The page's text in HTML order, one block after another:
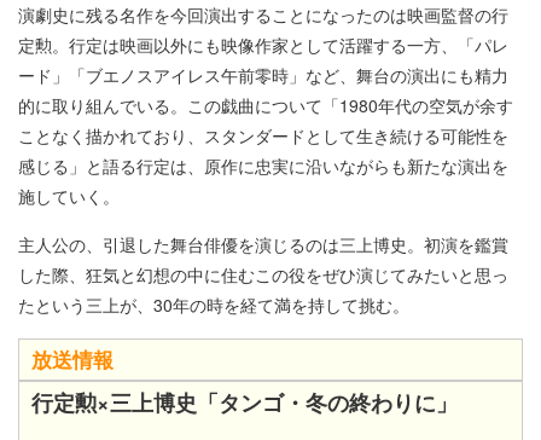
演劇史に残る名作を今回演出することになったのは映画監督の行
定勲。行定は映画以外にも映像作家として活躍する一方、「パレ
ード」「ブエノスアイレス午前零時」など、舞台の演出にも精力
的に取り組んでいる。この戯曲について「1980年代の空気が余す
ことなく描かれており、スタンダードとして生き続ける可能性を
感じる」と語る行定は、原作に忠実に沿いながらも新たな演出を
施していく。
主人公の、引退した舞台俳優を演じるのは三上博史。初演を鑑賞
した際、狂気と幻想の中に住むこの役をぜひ演じてみたいと思っ
たという三上が、30年の時を経て満を持して挑む。
放送情報
行定勲×三上博史「タンゴ・冬の終わりに」